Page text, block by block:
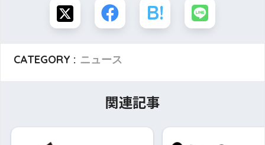
CATEGORY : ニュース
関連記事